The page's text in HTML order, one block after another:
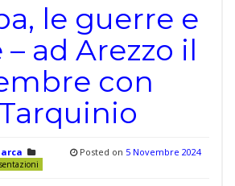
le guerre e
– ad Arezzo il
con
Posted on 5 Novembre 2024